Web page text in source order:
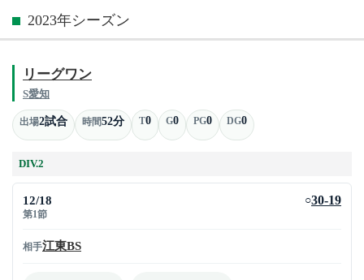
2023年シーズン
リーグワン
S愛知
出場2試合 時間52分 T0 G0 PG0 DG0
DIV.2
12/18
第1節
○30-19
相手江東BS